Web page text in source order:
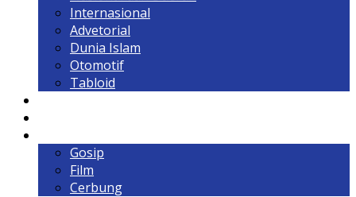
Internasional
Advetorial
Dunia Islam
Otomotif
Tabloid
Gosip
Film
Cerbung